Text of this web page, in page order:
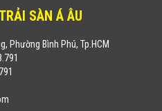
SÀN Á ÂU
Phường Bình Phú, Tp.HCM